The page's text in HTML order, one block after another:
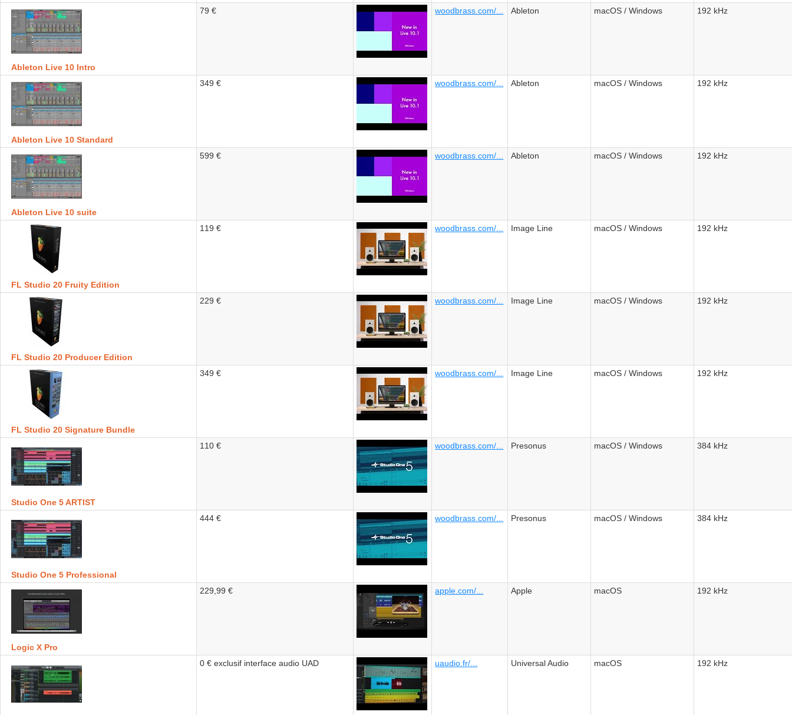
Ableton Live 10 Intro
79 € woodbrass.com/... Ableton macOS / Windows 192 kHz
Ableton Live 10 Standard
349 € woodbrass.com/... Ableton macOS / Windows 192 kHz
Ableton Live 10 suite
599 € woodbrass.com/... Ableton macOS / Windows 192 kHz
FL Studio 20 Fruity Edition
119 € woodbrass.com/... Image Line macOS / Windows 192 kHz
FL Studio 20 Producer Edition
229 € woodbrass.com/... Image Line macOS / Windows 192 kHz
FL Studio 20 Signature Bundle
349 € woodbrass.com/... Image Line macOS / Windows 192 kHz
Studio One 5 ARTIST
110 € woodbrass.com/... Presonus macOS / Windows 384 kHz
Studio One 5 Professional
444 € woodbrass.com/... Presonus macOS / Windows 384 kHz
Logic X Pro
229,99 € apple.com/... Apple macOS 192 kHz
0 € exclusif interface audio UAD uaudio.fr/... Universal Audio macOS 192 kHz